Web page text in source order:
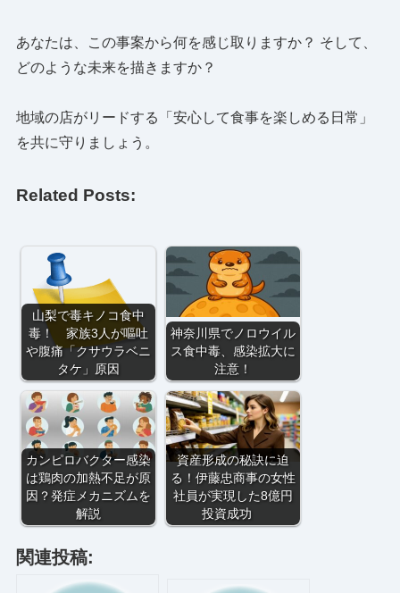
あなたは、この事案から何を感じ取りますか？ そして、
どのような未来を描きますか？
地域の店がリードする「安心して食事を楽しめる日常」
を共に守りましょう。
Related Posts:
山梨で毒キノコ食中
毒！ 家族3人が嘔吐
や腹痛「クサウラベニ
タケ」原因
神奈川県でノロウイル
ス食中毒、感染拡大に
注意！
カンピロバクター感染
は鶏肉の加熱不足が原
因？発症メカニズムを
解説
資産形成の秘訣に迫
る！伊藤忠商事の女性
社員が実現した8億円
投資成功
関連投稿: